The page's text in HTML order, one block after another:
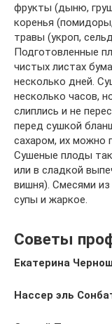
фрукты (дыню,
коренья
травы (укроп,
Подготовленные
чистых листах
несколько дней.
несколько часов,
слиплись и не
перед сушкой
сахаром, их можно
Сушеные плоды
или в сладкой
вишня). Смесями
супы и жаркое.
Советы
Екатерина
Нассер эль